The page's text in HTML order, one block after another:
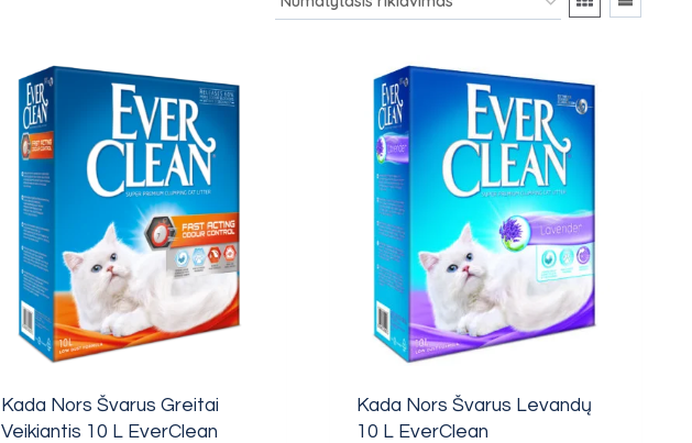
Kada Nors Švarus Greitai
Veikiantis 10 L EverClean
Kada Nors Švarus Levandų
10 L EverClean